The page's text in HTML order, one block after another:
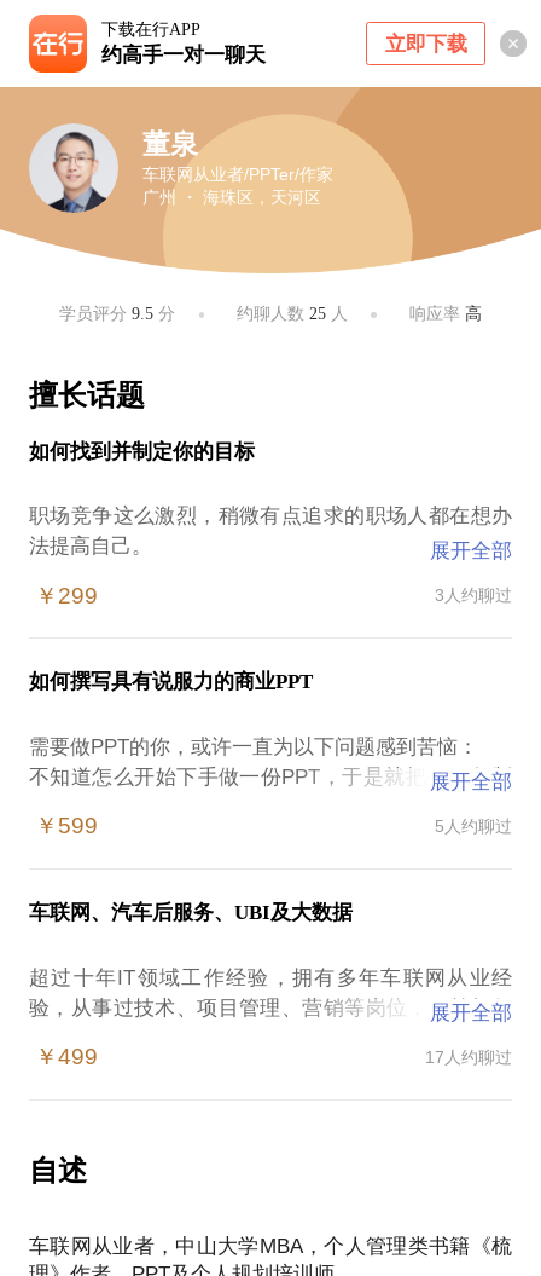
下载在行APP
约高手一对一聊天 立即下载
董泉
车联网从业者/PPTer/作家
广州 ・ 海珠区，天河区
学员评分9.5 分 约聊人数 25人 响应率 高
擅长话题
如何找到并制定你的目标
职场竞争这么激烈，稍微有点追求的职场人都在想办
法提高自己。
对未来的发展很迷茫，不知该如何定位；
做了目标和计划，没多久就放弃了；
我在自我管理领域拥有超过10年的实践经验，著有个
同。 我愿意与你分享的内容包括：
手把手帮你找到自己的目标；
制定最适合的计划；
便我做更精确的准备，提升见面效率。
展开全部
￥299 3人约聊过
如何撰写具有说服力的商业PPT
需要做PPT的你，或许一直为以下问题感到苦恼：
不知道怎么开始下手做一份PPT，于是就把word复制
PPT越写越乱，到最后自己都不知道在写什么；
那么，我可以用数千小时、数百份PPT方案的撰写经
验，教会你：
从内在逻辑到外在形式，怎么构建PPT才能说服受
众；
与你分享一些实际工作中的技巧和经验；
展开全部
￥599 5人约聊过
车联网、汽车后服务、UBI及大数据
超过十年IT领域工作经验，拥有多年车联网从业经
验，从事过技术、项目管理、营销等岗位，目前担任
车联网业务有较深理解，熟悉各类车联网业务运作及
业、租车企业等多个行业，了解车联网相关硬件、平
台、服务等领域的各种产品形态，主持或参与过传统
后服务、UBI服务、车联网大数据、物联网应用等多
展开全部
￥499 17人约聊过
自述
车联网从业者，中山大学MBA，个人管理类书籍《梳